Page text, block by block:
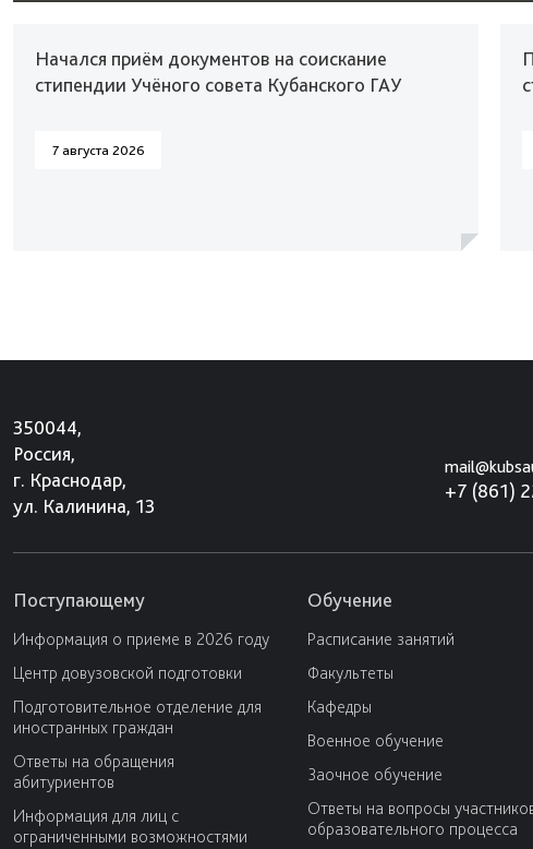
Начался приём документов на соискание
стипендии Учёного совета Кубанского ГАУ
7 августа 2026
350044,
Россия,
г. Краснодар,
ул. Калинина, 13
+7 (861)
Поступающему
Информация о приеме в 2026 году
Центр довузовской подготовки
Подготовительное отделение для
иностранных граждан
Ответы на обращения
абитуриентов
Информация для лиц с
ограниченными возможностями
Обучение
Расписание занятий
Факультеты
Кафедры
Военное обучение
Заочное обучение
Ответы на вопросы
образовательного процесса